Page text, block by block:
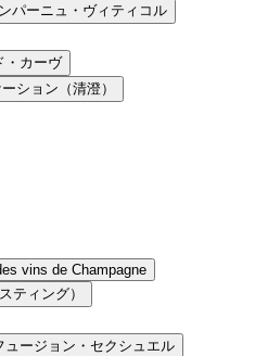
パーニュ・ヴィティコル
・カーヴ
ション（清澄）
vins de Champagne
ティング）
ージョン・セクシュエル